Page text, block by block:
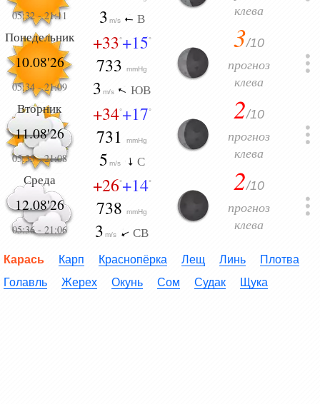
05:32-21:11 3 m/s В
клева
Понедельник
10.08'26
05:34-21:09
+33°+15°
733mmHg
3 m/s ЮВ
3/10
прогноз
клева
Вторник
11.08'26
05:35-21:08
+34°+17°
731mmHg
5 m/s С
2/10
прогноз
клева
Среда
12.08'26
05:36- 21:06
+26°+14°
738mmHg
3 m/s СВ
2/10
прогноз
клева
Карась Карп Краснопёрка Лещ Линь
Плотва
Голавль
Жерех Окунь Сом Судак Щука